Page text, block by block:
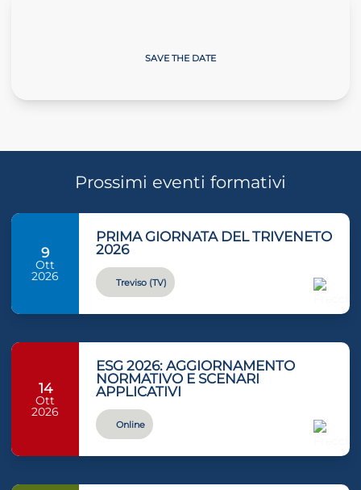
SAVE THE DATE
Prossimi eventi formativi
9
Ott
2026
PRIMA GIORNATA DEL TRIVENETO
2026
Treviso (TV)
14
Ott
2026
ESG 2026: AGGIORNAMENTO
NORMATIVO E SCENARI
APPLICATIVI
Online